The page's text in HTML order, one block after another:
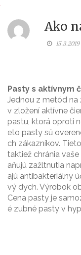
Ako
15.3.2019
Pasty s aktívnym
Jednou z metód na
v zložení aktívne
pastu, ktorá oproti
eto pasty sú
ch zákazníkov.
taktiež chránia
aňujú zažltnutia
ajú antibakteriálny
vý dych. Výrobok
Cena pasty je
é zubné pasty v